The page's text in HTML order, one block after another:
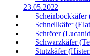
23.05.2022
Scheinbockkäfer
Schnellkäfer
Schröter
Schwarzkäfer
Stutzkäfer